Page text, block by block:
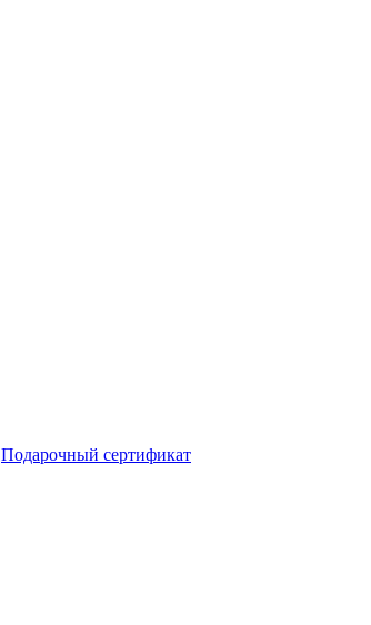
Подарочный сертификат